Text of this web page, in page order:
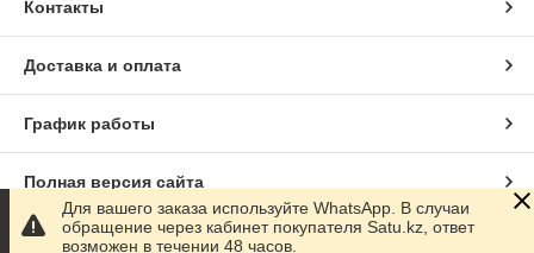
Контакты
Доставка и оплата
График работы
Полная версия сайта
Сайт создан на маркетплейсеSatu.kz
Для вашего заказа используйте WhatsApp. В случаи
обращение через кабинет покупателя Satu.kz, ответ
возможен в течении 48 часов.